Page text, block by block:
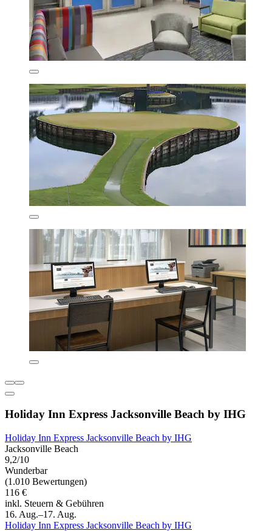
Holiday Inn Express Jacksonville Beach by IHG
Holiday Inn Express Jacksonville Beach by IHG
Jacksonville Beach
9,2/10
Wunderbar
(1.010 Bewertungen)
116 €
inkl. Steuern & Gebühren
16. Aug.–17. Aug.
Holiday Inn Express Jacksonville Beach by IHG